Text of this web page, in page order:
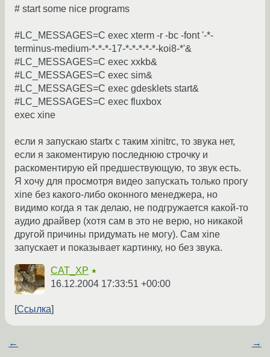
# start some nice programs
#LC_MESSAGES=C exec xterm -r -bc -font '-*-
terminus-medium-*-*-*-17-*-*-*-*-*-koi8-*'&
#LC_MESSAGES=C exec xxkb&
#LC_MESSAGES=C exec sim&
#LC_MESSAGES=C exec gdesklets start&
#LC_MESSAGES=C exec fluxbox
exec xine
если я запускаю startx с таким xinitrc, то звука нет,
если я закоментирую последнюю строчку и
раскоментирую ей предшествующую, то звук есть.
Я хочу для просмотря видео запускать только прогу
xine без какого-либо оконного менеджера, но
видимо когда я так делаю, не подгружается какой-то
аудио драйвер (хотя сам в это не верю, но никакой
другой причины придумать не могу). Сам xine
запускает и показывает картинку, но без звука.
CAT_XP ★
16.12.2004 17:33:51 +00:00
Ссылка
← →